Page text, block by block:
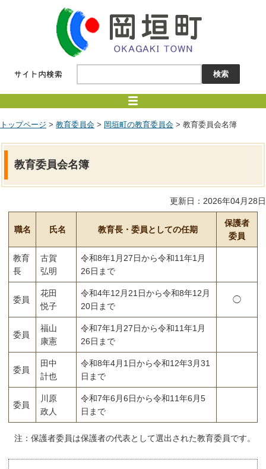
トップページ > 教育委員会 > 岡垣町の教育委員会 > 教育委員会名簿
教育委員会名簿
更新日：2026年04月28日
職名 氏名 教育長・委員としての任期
保護者
委員
教育
長
古賀
弘明
令和8年1月27日から令和11年1月
26日まで
委員
花田
悦子
令和4年12月21日から令和8年12月
20日まで
◯
委員
福山
康憲
令和7年1月27日から令和11年1月
26日まで
委員
田中
計也
令和8年4月1日から令和12年3月31
日まで
委員
川原
政人
令和7年6月6日から令和11年6月5
日まで
注：保護者委員は保護者の代表として選出された教育委員です。